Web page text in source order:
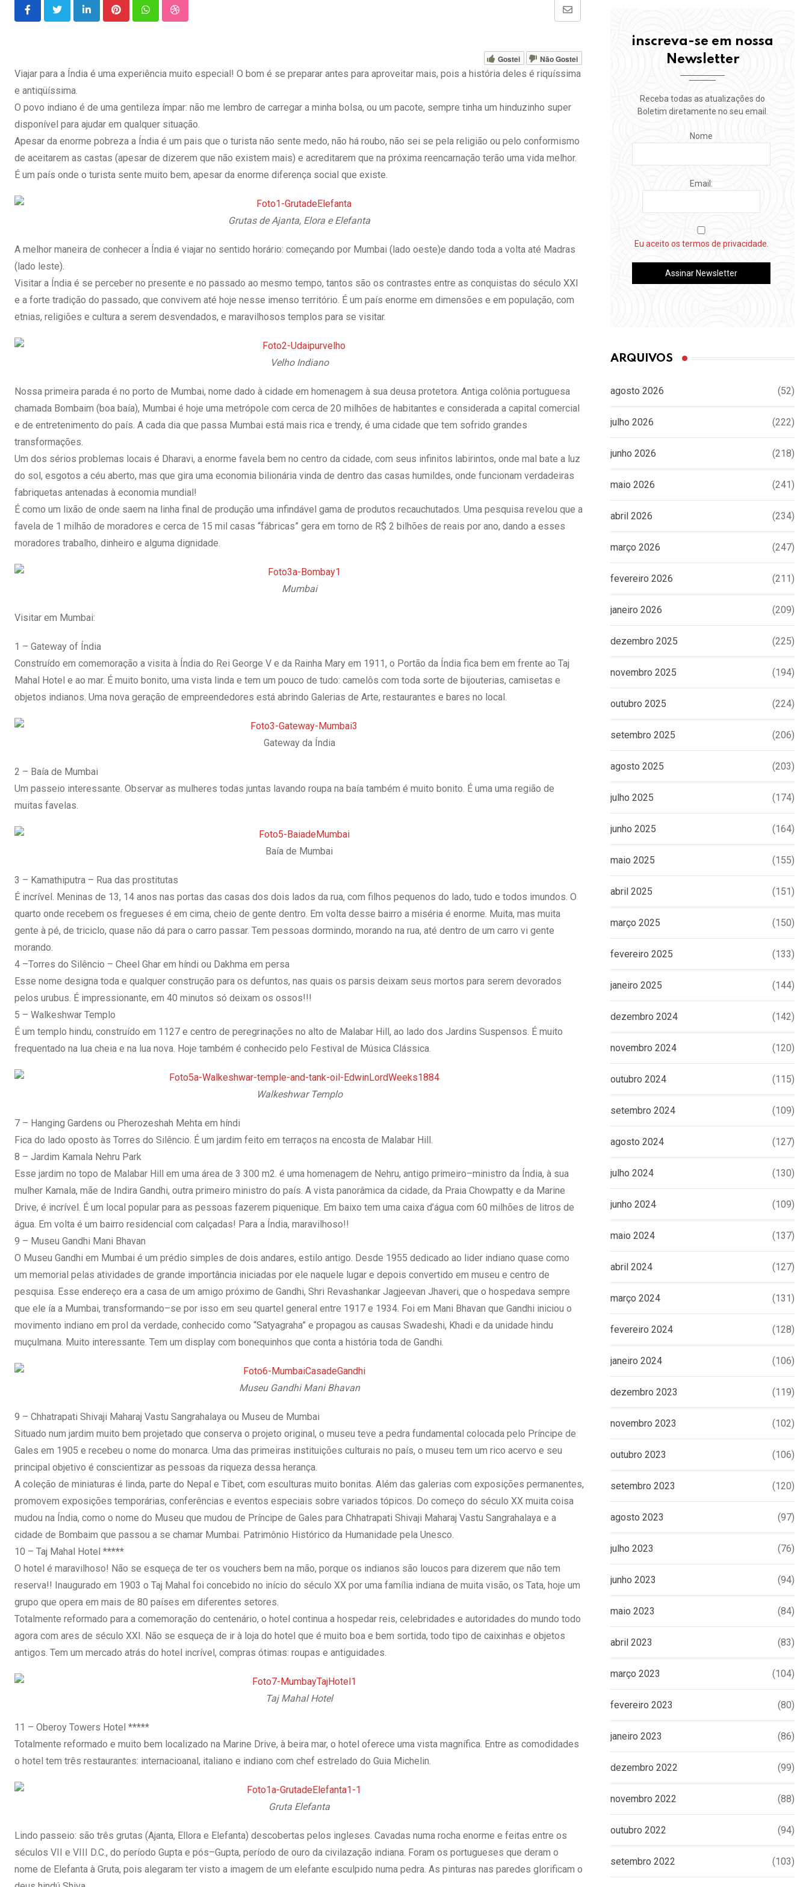
LinkedInPinterestWhatsappStumbleUpon
Share
Email
Gostei Não Gostei
Viajar para a Índia é uma experiência muito especial! O bom é se preparar antes para aproveitar mais, pois a história deles é riquíssima
e antiqüíssima.
O povo indiano é de uma gentileza ímpar: não me lembro de carregar a minha bolsa, ou um pacote, sempre tinha um hinduzinho super
disponível para ajudar em qualquer situação.
Apesar da enorme pobreza a Índia é um pais que o turista não sente medo, não há roubo, não sei se pela religião ou pelo conformismo
de aceitarem as castas (apesar de dizerem que não existem mais) e acreditarem que na próxima reencarnação terão uma vida melhor.
É um país onde o turista sente muito bem, apesar da enorme diferença social que existe.
Grutas de Ajanta, Elora e Elefanta
A melhor maneira de conhecer a Índia é viajar no sentido horário: começando por Mumbai (lado oeste)e dando toda a volta até Madras
(lado leste).
Visitar a Índia é se perceber no presente e no passado ao mesmo tempo, tantos são os contrastes entre as conquistas do século XXI
e a forte tradição do passado, que convivem até hoje nesse imenso território. É um país enorme em dimensões e em população, com
etnias, religiões e cultura a serem desvendados, e maravilhosos templos para se visitar.
Velho Indiano
Nossa primeira parada é no porto de Mumbai, nome dado à cidade em homenagem à sua deusa protetora. Antiga colônia portuguesa
chamada Bombaim (boa baía), Mumbai é hoje uma metrópole com cerca de 20 milhões de habitantes e considerada a capital comercial
e de entretenimento do país. A cada dia que passa Mumbai está mais rica e trendy, é uma cidade que tem sofrido grandes
transformações.
Um dos sérios problemas locais é Dharavi, a enorme favela bem no centro da cidade, com seus infinitos labirintos, onde mal bate a luz
do sol, esgotos a céu aberto, mas que gira uma economia bilionária vinda de dentro das casas humildes, onde funcionam verdadeiras
fabriquetas antenadas à economia mundial!
É como um lixão de onde saem na linha final de produção uma infindável gama de produtos recauchutados. Uma pesquisa revelou que a
favela de 1 milhão de moradores e cerca de 15 mil casas “fábricas” gera em torno de R$ 2 bilhões de reais por ano, dando a esses
moradores trabalho, dinheiro e alguma dignidade.
Mumbai
Visitar em Mumbai:
1 – Gateway of Índia
Construído em comemoração a visita à Índia do Rei George V e da Rainha Mary em 1911, o Portão da Índia fica bem em frente ao Taj
Mahal Hotel e ao mar. É muito bonito, uma vista linda e tem um pouco de tudo: camelôs com toda sorte de bijouterias, camisetas e
objetos indianos. Uma nova geração de empreendedores está abrindo Galerias de Arte, restaurantes e bares no local.
Gateway da Índia
2 – Baía de Mumbai
Um passeio interessante. Observar as mulheres todas juntas lavando roupa na baía também é muito bonito. É uma uma região de
muitas favelas.
Baía de Mumbai
3 – Kamathiputra – Rua das prostitutas
É incrível. Meninas de 13, 14 anos nas portas das casas dos dois lados da rua, com filhos pequenos do lado, tudo e todos imundos. O
quarto onde recebem os fregueses é em cima, cheio de gente dentro. Em volta desse bairro a miséria é enorme. Muita, mas muita
gente à pé, de triciclo, quase não dá para o carro passar. Tem pessoas dormindo, morando na rua, até dentro de um carro vi gente
morando.
4 –Torres do Silêncio – Cheel Ghar em híndi ou Dakhma em persa
Esse nome designa toda e qualquer construção para os defuntos, nas quais os parsis deixam seus mortos para serem devorados
pelos urubus. É impressionante, em 40 minutos só deixam os ossos!!!
5 – Walkeshwar Templo
É um templo hindu, construído em 1127 e centro de peregrinações no alto de Malabar Hill, ao lado dos Jardins Suspensos. É muito
frequentado na lua cheia e na lua nova. Hoje também é conhecido pelo Festival de Música Clássica.
Walkeshwar Templo
7 – Hanging Gardens ou Pherozeshah Mehta em híndi
Fica do lado oposto às Torres do Silêncio. É um jardim feito em terraços na encosta de Malabar Hill.
8 – Jardim Kamala Nehru Park
Esse jardim no topo de Malabar Hill em uma área de 3 300 m2. é uma homenagem de Nehru, antigo primeiro–ministro da Índia, à sua
mulher Kamala, mãe de Indira Gandhi, outra primeiro ministro do país. A vista panorâmica da cidade, da Praia Chowpatty e da Marine
Drive, é incrível. É um local popular para as pessoas fazerem piquenique. Em baixo tem uma caixa d’água com 60 milhões de litros de
água. Em volta é um bairro residencial com calçadas! Para a Índia, maravilhoso!!
9 – Museu Gandhi Mani Bhavan
O Museu Gandhi em Mumbai é um prédio simples de dois andares, estilo antigo. Desde 1955 dedicado ao lider indiano quase como
um memorial pelas atividades de grande importância iniciadas por ele naquele lugar e depois convertido em museu e centro de
pesquisa. Esse endereço era a casa de um amigo próximo de Gandhi, Shri Revashankar Jagjeevan Jhaveri, que o hospedava sempre
que ele ía a Mumbai, transformando–se por isso em seu quartel general entre 1917 e 1934. Foi em Mani Bhavan que Gandhi iniciou o
movimento indiano em prol da verdade, conhecido como “Satyagraha” e propagou as causas Swadeshi, Khadi e da unidade hindu
muçulmana. Muito interessante. Tem um display com bonequinhos que conta a história toda de Gandhi.
Museu Gandhi Mani Bhavan
9 – Chhatrapati Shivaji Maharaj Vastu Sangrahalaya ou Museu de Mumbai
Situado num jardim muito bem projetado que conserva o projeto original, o museu teve a pedra fundamental colocada pelo Príncipe de
Gales em 1905 e recebeu o nome do monarca. Uma das primeiras instituições culturais no país, o museu tem um rico acervo e seu
principal objetivo é conscientizar as pessoas da riqueza dessa herança.
A coleção de miniaturas é linda, parte do Nepal e Tibet, com esculturas muito bonitas. Além das galerias com exposições permanentes,
promovem exposições temporárias, conferências e eventos especiais sobre variados tópicos. Do começo do século XX muita coisa
mudou na Índia, como o nome do Museu que mudou de Príncipe de Gales para Chhatrapati Shivaji Maharaj Vastu Sangrahalaya e a
cidade de Bombaim que passou a se chamar Mumbai. Patrimônio Histórico da Humanidade pela Unesco.
10 – Taj Mahal Hotel *****
O hotel é maravilhoso! Não se esqueça de ter os vouchers bem na mão, porque os indianos são loucos para dizerem que não tem
reserva!! Inaugurado em 1903 o Taj Mahal foi concebido no início do século XX por uma família indiana de muita visão, os Tata, hoje um
grupo que opera em mais de 80 países em diferentes setores.
Totalmente reformado para a comemoração do centenário, o hotel continua a hospedar reis, celebridades e autoridades do mundo todo
agora com ares de século XXI. Não se esqueça de ir à loja do hotel que é muito boa e bem sortida, todo tipo de caixinhas e objetos
antigos. Tem um mercado atrás do hotel incrível, compras ótimas: roupas e antiguidades.
Taj Mahal Hotel
11 – Oberoy Towers Hotel *****
Totalmente reformado e muito bem localizado na Marine Drive, à beira mar, o hotel oferece uma vista magnífica. Entre as comodidades
o hotel tem três restaurantes: internacioanal, italiano e indiano com chef estrelado do Guia Michelin.
Gruta Elefanta
Lindo passeio: são três grutas (Ajanta, Ellora e Elefanta) descobertas pelos ingleses. Cavadas numa rocha enorme e feitas entre os
séculos VII e VIII D.C., do período Gupta e pós–Gupta, período de ouro da civilazação indiana. Foram os portugueses que deram o
nome de Elefanta à Gruta, pois alegaram ter visto a imagem de um elefante esculpido numa pedra. As pinturas nas paredes glorificam o
inscreva-se em nossa
Newsletter
Receba todas as atualizações do
Boletim diretamente no seu email.
Nome
Email:
Eu aceito os termos de privacidade.
ARQUIVOS
agosto 2026 (52)
julho 2026 (222)
junho 2026 (218)
maio 2026 (241)
abril 2026 (234)
março 2026 (247)
fevereiro 2026 (211)
janeiro 2026 (209)
dezembro 2025 (225)
novembro 2025 (194)
outubro 2025 (224)
setembro 2025 (206)
agosto 2025 (203)
julho 2025 (174)
junho 2025 (164)
maio 2025 (155)
abril 2025 (151)
março 2025 (150)
fevereiro 2025 (133)
janeiro 2025 (144)
dezembro 2024 (142)
novembro 2024 (120)
outubro 2024 (115)
setembro 2024 (109)
agosto 2024 (127)
julho 2024 (130)
junho 2024 (109)
maio 2024 (137)
abril 2024 (127)
março 2024 (131)
fevereiro 2024 (128)
janeiro 2024 (106)
dezembro 2023 (119)
novembro 2023 (102)
outubro 2023 (106)
setembro 2023 (120)
agosto 2023 (97)
julho 2023 (76)
junho 2023 (94)
maio 2023 (84)
abril 2023 (83)
março 2023 (104)
fevereiro 2023 (80)
janeiro 2023 (86)
dezembro 2022 (99)
novembro 2022 (88)
outubro 2022 (94)
setembro 2022 (103)